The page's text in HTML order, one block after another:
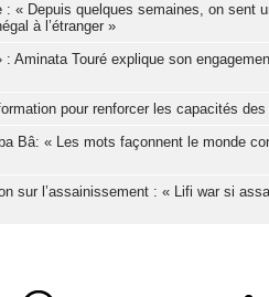
« Depuis quelques semaines, on sent
à l’étranger »
Aminata Touré explique son
pour renforcer les capacités
Bâ: « Les mots façonnent le monde
sur l’assainissement : « Lifi war si